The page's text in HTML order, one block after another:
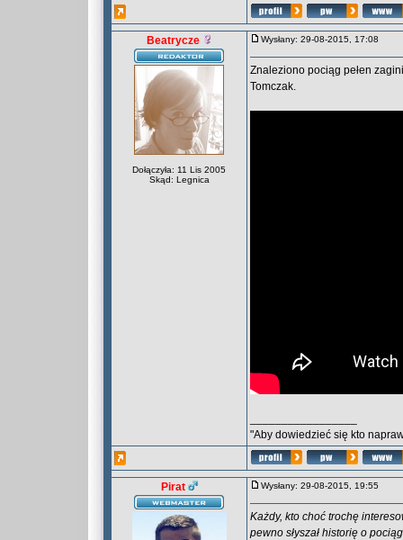
Beatrycze
Dołączyła: 11 Lis 2005
Skąd: Legnica
Wysłany: 29-08-2015, 17:08
Znaleziono pociąg pełen
Tomczak.
"Aby dowiedzieć się kto
Pirat Wysłany: 29-08-2015, 19:55
Każdy, kto choć trochę
pewno słyszał historię o